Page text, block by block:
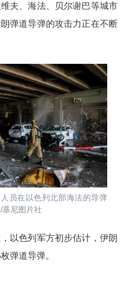
夫、海法、贝尔谢巴等城市
弹道导弹的攻击力正在不断
员在以色列北部海法的导弹
基尼图片社
以色列军方初步估计，伊朗
弹道导弹。